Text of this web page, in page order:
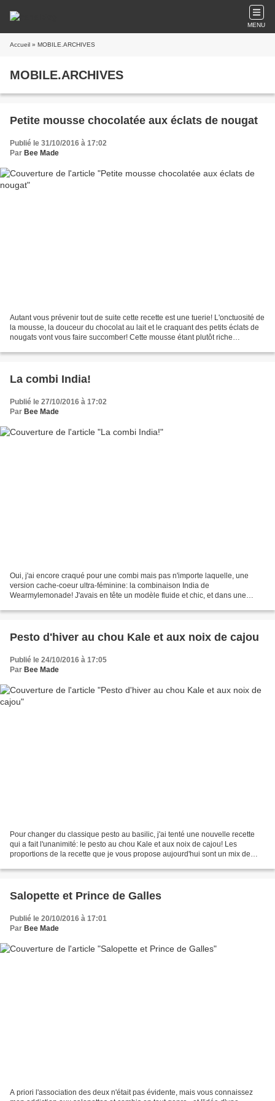
MENU
Accueil » MOBILE.ARCHIVES
MOBILE.ARCHIVES
Petite mousse chocolatée aux éclats de nougat
Publié le 31/10/2016 à 17:02
Par Bee Made
Autant vous prévenir tout de suite cette recette est une tuerie! L'onctuosité de
la mousse, la douceur du chocolat au lait et le craquant des petits éclats de
nougats vont vous faire succomber! Cette mousse étant plutôt riche
La combi India!
Publié le 27/10/2016 à 17:02
Par Bee Made
Oui, j'ai encore craqué pour une combi mais pas n'importe laquelle, une
version cache-coeur ultra-féminine: la combinaison India de
Wearmylemonade! J'avais en tête un modèle fluide et chic, et dans une
Pesto d'hiver au chou Kale et aux noix de cajou
Publié le 24/10/2016 à 17:05
Par Bee Made
Pour changer du classique pesto au basilic, j'ai tenté une nouvelle recette
qui a fait l'unanimité: le pesto au chou Kale et aux noix de cajou! Les
proportions de la recette que je vous propose aujourd'hui sont un mix de
Salopette et Prince de Galles
Publié le 20/10/2016 à 17:01
Par Bee Made
A priori l'association des deux n'était pas évidente, mais vous connaissez